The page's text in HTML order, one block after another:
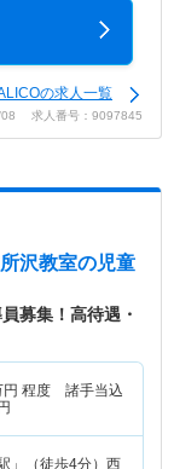
の求人一覧
08 求人番号：9097845
沢教室の児童
募集！高待遇・
程度 諸手当込
」（徒歩4分）西